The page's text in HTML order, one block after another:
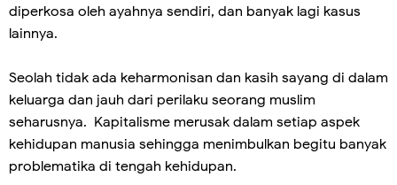
diperkosa oleh ayahnya sendiri, dan banyak lagi kasus
lainnya.
Seolah tidak ada keharmonisan dan kasih sayang di dalam
keluarga dan jauh dari perilaku seorang muslim
seharusnya. Kapitalisme merusak dalam setiap aspek
kehidupan manusia sehingga menimbulkan begitu banyak
problematika di tengah kehidupan.